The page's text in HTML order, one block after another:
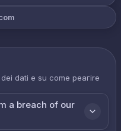
dati e su come реагire
a breach of our